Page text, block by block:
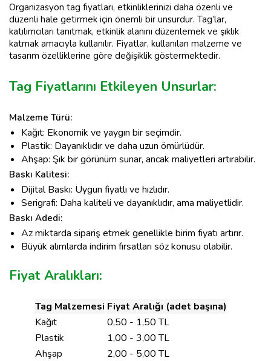
Organizasyon tag fiyatları, etkinliklerinizi daha özenli ve
düzenli hale getirmek için önemli bir unsurdur. Tag’lar,
katılımcıları tanıtmak, etkinlik alanını düzenlemek ve şıklık
katmak amacıyla kullanılır. Fiyatlar, kullanılan malzeme ve
tasarım özelliklerine göre değişiklik göstermektedir.
Tag Fiyatlarını Etkileyen Unsurlar:
Malzeme Türü:
Kağıt: Ekonomik ve yaygın bir seçimdir.
Plastik: Dayanıklıdır ve daha uzun ömürlüdür.
Ahşap: Şık bir görünüm sunar, ancak maliyetleri artırabilir.
Baskı Kalitesi:
Dijital Baskı: Uygun fiyatlı ve hızlıdır.
Serigrafi: Daha kaliteli ve dayanıklıdır, ama maliyetlidir.
Baskı Adedi:
Az miktarda sipariş etmek genellikle birim fiyatı artırır.
Büyük alımlarda indirim fırsatları söz konusu olabilir.
Fiyat Aralıkları:
Tag Malzemesi Fiyat Aralığı (adet başına)
Kağıt
0,50 - 1,50 TL
Plastik
1,00 - 3,00 TL
Ahşap
2,00 - 5,00 TL